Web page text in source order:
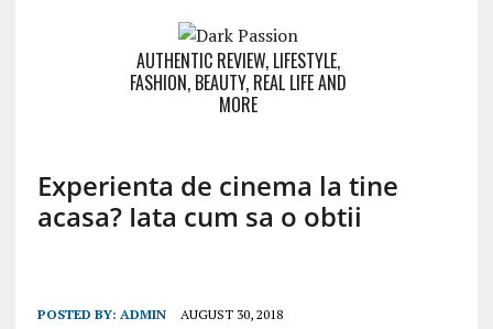
AUTHENTIC REVIEW, LIFESTYLE,
FASHION, BEAUTY, REAL LIFE AND
MORE
Experienta de cinema la tine
acasa? Iata cum sa o obtii
POSTED BY: ADMIN AUGUST 30, 2018